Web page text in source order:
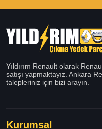
Yıldırım Renault olarak
satışı yapmaktayız. Ankara
talepleriniz için bizi arayın.
Kurumsal